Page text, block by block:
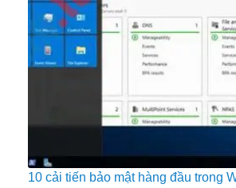
10 cải tiến bảo mật hàng đầu trong